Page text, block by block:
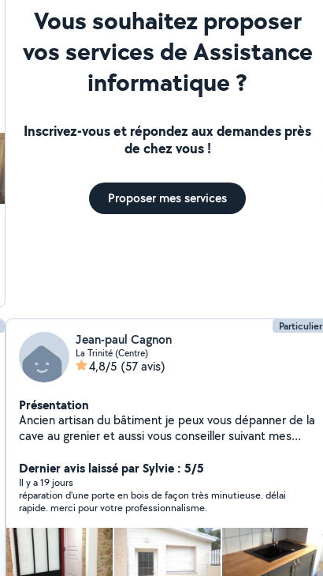
Vous souhaitez proposer
vos services de Assistance
informatique ?
Inscrivez-vous et répondez aux demandes près
de chez vous !
Proposer mes services
Particulier
Jean-paul Cagnon
La Trinité (Centre)
4,8/5 (57 avis)
Présentation
Ancien artisan du bâtiment je peux vous dépanner de la
cave au grenier et aussi vous conseiller suivant mes
connaissances pour la pose de faïence ,le dépannage
électrique et la plomberie
Dernier avis laissé par Sylvie : 5/5
Il y a 19 jours
réparation d'une porte en bois de façon très minutieuse. délai
rapide. merci pour votre professionnalisme.